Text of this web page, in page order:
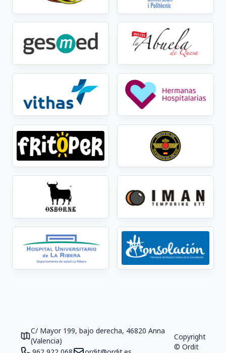
C/ Mayor 199, bajo derecha, 46820 Anna
(Valencia)
Copyright
© Ordit